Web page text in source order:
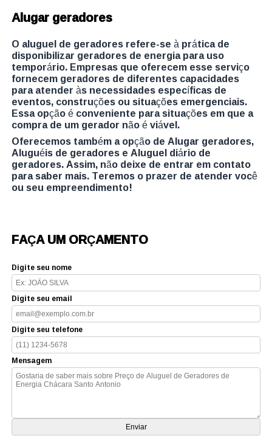
Alugar geradores
O aluguel de geradores refere-se à prática de
disponibilizar geradores de energia para uso
temporário. Empresas que oferecem esse serviço
fornecem geradores de diferentes capacidades
para atender às necessidades específicas de
eventos, construções ou situações emergenciais.
Essa opção é conveniente para situações em que a
compra de um gerador não é viável.
Oferecemos também a opção de Alugar geradores,
Aluguéis de geradores e Aluguel diário de
geradores. Assim, não deixe de entrar em contato
para saber mais. Teremos o prazer de atender você
ou seu empreendimento!
FAÇA UM ORÇAMENTO
Digite seu nome
Digite seu email
Digite seu telefone
Mensagem